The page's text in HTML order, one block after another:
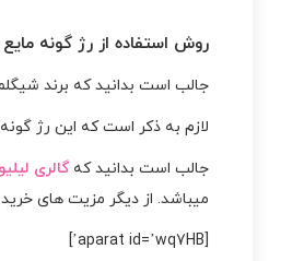
روش استفاده از رژ گونه
جالب است بدانید که برند
لازم به ذکر است که این رژ
جالب است بدانید که گالری
میباشد. از دیگر مزیت های